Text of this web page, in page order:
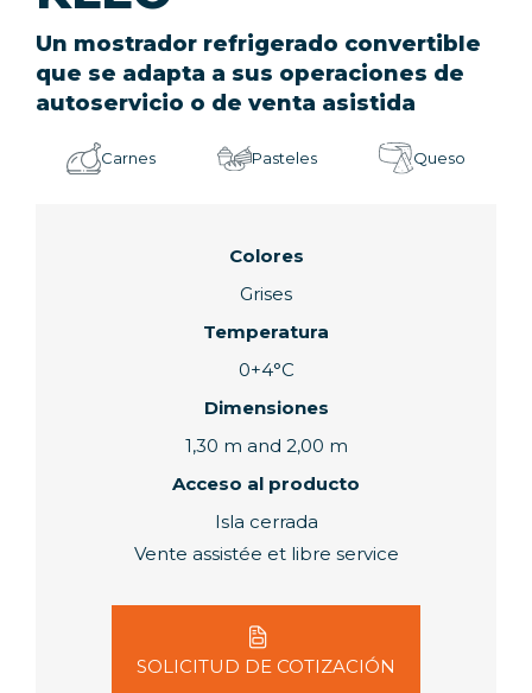
Un mostrador refrigerado convertible
que se adapta a sus operaciones de
autoservicio o de venta asistida
Carnes Pasteles Queso
Colores
Grises
Temperatura
0+4°C
Dimensiones
1,30 m and 2,00 m
Acceso al producto
Isla cerrada
Vente assistée et libre service
SOLICITUD DE COTIZACIÓN